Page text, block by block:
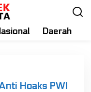
Daerah
Hoaks PWI